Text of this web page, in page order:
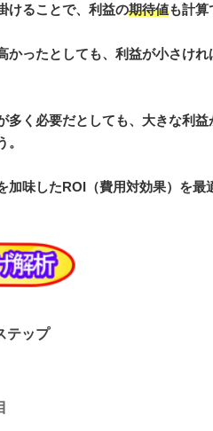
けることで、利益の期待値も計算
かったとしても、利益が小さけ
多く必要だとしても、大きな利益
加味したROI（費用対効果）を最
テップ